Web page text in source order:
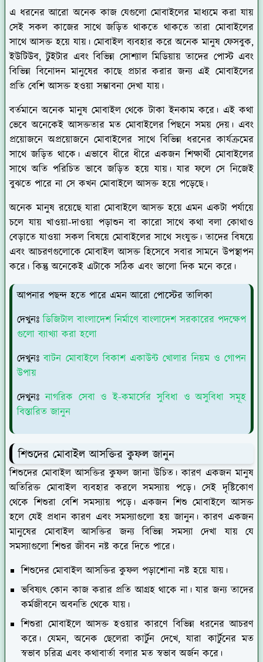
এ ধরনের আরো অনেক কাজ যেগুলো মোবাইলের মাধ্যমে করা যায়
সেই সকল কাজের সাথে জড়িত থাকতে থাকতে তারা মোবাইলের
সাথে আসক্ত হয়ে যায়। মোবাইল ব্যবহার করে অনেক মানুষ ফেসবুক,
ইউটিউব, টুইটার এবং বিভিন্ন সোশ্যাল মিডিয়ায় তাদের পোস্ট এবং
বিভিন্ন বিনোদন মানুষের কাছে প্রচার করার জন্য এই মোবাইলের
প্রতি বেশি আসক্ত হওয়া সম্ভাবনা দেখা যায়।
বর্তমানে অনেক মানুষ মোবাইল থেকে টাকা ইনকাম করে। এই কথা
ভেবে অনেকেই আসক্ততার মত মোবাইলের পিছনে সময় দেয়। এবং
প্রয়োজনে অপ্রয়োজনে মোবাইলের সাথে বিভিন্ন ধরনের কার্যক্রমের
সাথে জড়িত থাকে। এভাবে ধীরে ধীরে একজন শিক্ষার্থী মোবাইলের
সাথে অতি পরিচিত ভাবে জড়িত হয়ে যায়। যার ফলে সে নিজেই
বুঝতে পারে না সে কখন মোবাইলে আসক্ত হয়ে পড়েছে।
অনেক মানুষ রয়েছে যারা মোবাইলে আসক্ত হয়ে এমন একটা পর্যায়ে
চলে যায় খাওয়া-দাওয়া পড়াশুন বা কারো সাথে কথা বলা কোথাও
বেড়াতে যাওয়া সকল বিষয়ে মোবাইলের সাথে সংযুক্ত। তাদের বিষয়ে
এবং আচরণগুলোকে মোবাইল আসক্ত হিসেবে সবার সামনে উপস্থাপন
করে। কিন্তু অনেকেই এটাকে সঠিক এবং ভালো দিক মনে করে।
আপনার পছন্দ হতে পারে এমন আরো পোস্টের তালিকা
দেখুনঃডিজিটাল বাংলাদেশ নির্মাণে বাংলাদেশ সরকারের পদক্ষেপ
গুলো ব্যাখ্যা করা হলো
দেখুনঃবাটন মোবাইলে বিকাশ একাউন্ট খোলার নিয়ম ও গোপন
উপায়
দেখুনঃনাগরিক সেবা ও ই-কমার্সের সুবিধা ও অসুবিধা সমূহ
বিস্তারিত জানুন
শিশুদের মোবাইল আসক্তির কুফল জানুন
শিশুদের মোবাইল আসক্তির কুফল জানা উচিত। কারণ একজন মানুষ
অতিরিক্ত মোবাইল ব্যবহার করলে সমস্যায় পড়ে। সেই দৃষ্টিকোণ
থেকে শিশুরা বেশি সমস্যায় পড়ে। একজন শিশু মোবাইলে আসক্ত
হলে যেই প্রধান কারণ এবং সমস্যাগুলো হয় জানুন। কারণ একজন
মানুষের মোবাইল আসক্তির জন্য বিভিন্ন সমস্যা দেখা যায় যে
সমস্যাগুলো শিশুর জীবন নষ্ট করে দিতে পারে।
শিশুদের মোবাইল আসক্তির কুফল পড়াশোনা নষ্ট হয়ে যায়।
ভবিষ্যৎ কোন কাজ করার প্রতি আগ্রহ থাকে না। যার জন্য তাদের
কর্মজীবনে অবনতি থেকে যায়।
শিশুরা মোবাইলে আসক্ত হওয়ার কারণে বিভিন্ন ধরনের আচরণ
করে। যেমন, অনেক ছেলেরা কার্টুন দেখে, যারা কার্টুনের মত
স্বভাব চরিত্র এবং কথাবার্তা বলার মত স্বভাব অর্জন করে।